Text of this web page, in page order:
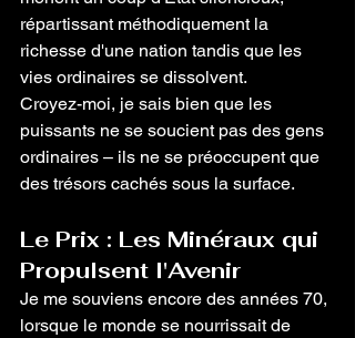
répartissant méthodiquement la
richesse d'une nation tandis que les
vies ordinaires se dissolvent.
Croyez-moi, je sais bien que les
puissants ne se soucient pas des gens
ordinaires – ils ne se préoccupent que
des trésors cachés sous la surface.
Le Prix : Les Minéraux qui
Propulsent l'Avenir
Je me souviens encore des années 70,
lorsque le monde se nourrissait de